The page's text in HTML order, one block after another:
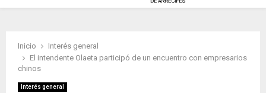
Inicio
Interés general
El intendente Olaeta participó de un encuentro con empresarios
chinos
Interés general